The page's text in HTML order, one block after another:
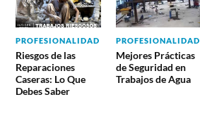
PROFESIONALIDAD
Riesgos de las
Reparaciones
Caseras: Lo Que
Debes Saber
PROFESIONALIDAD
Mejores Prácticas
de Seguridad en
Trabajos de Agua